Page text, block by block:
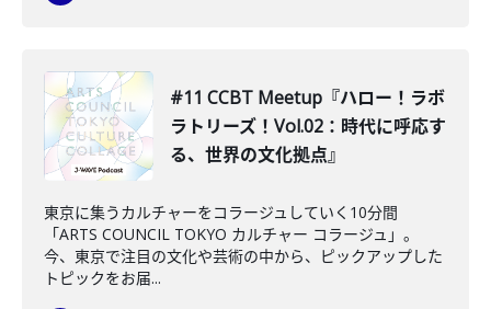
#11 CCBT Meetup『ハロー！ラボ
ラトリーズ！Vol.02：時代に呼応す
る、世界の文化拠点』
東京に集うカルチャーをコラージュしていく10分間
「ARTS COUNCIL TOKYO カルチャー コラージュ」。
今、東京で注目の文化や芸術の中から、ピックアップした
トピックをお届...